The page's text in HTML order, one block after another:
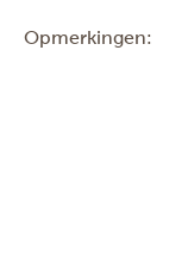
Opmerkingen: